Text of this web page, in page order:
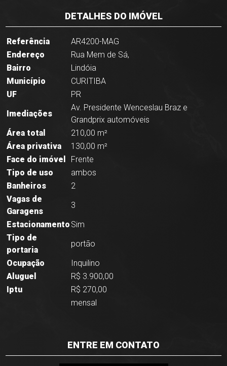
DETALHES DO IMÓVEL
Referência
AR4200-MAG
Endereço
Rua Mem de Sá,
Bairro
Lindóia
Município
CURITIBA
UF
PR
Imediações
Av. Presidente Wenceslau Braz e
Grandprix automóveis
Área total
210,00 m²
Área privativa
130,00 m²
Face do imóvel
Frente
Tipo de uso
ambos
Banheiros
2
Vagas de
Garagens
3
Estacionamento Sim
Tipo de
portaria
portão
Ocupação
Inquilino
Aluguel
R$ 3.900,00
Iptu
R$ 270,00
mensal
ENTRE EM CONTATO